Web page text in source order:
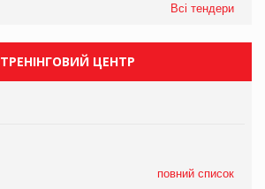
Всі тендери
ТРЕНІНГОВИЙ ЦЕНТР
повний список